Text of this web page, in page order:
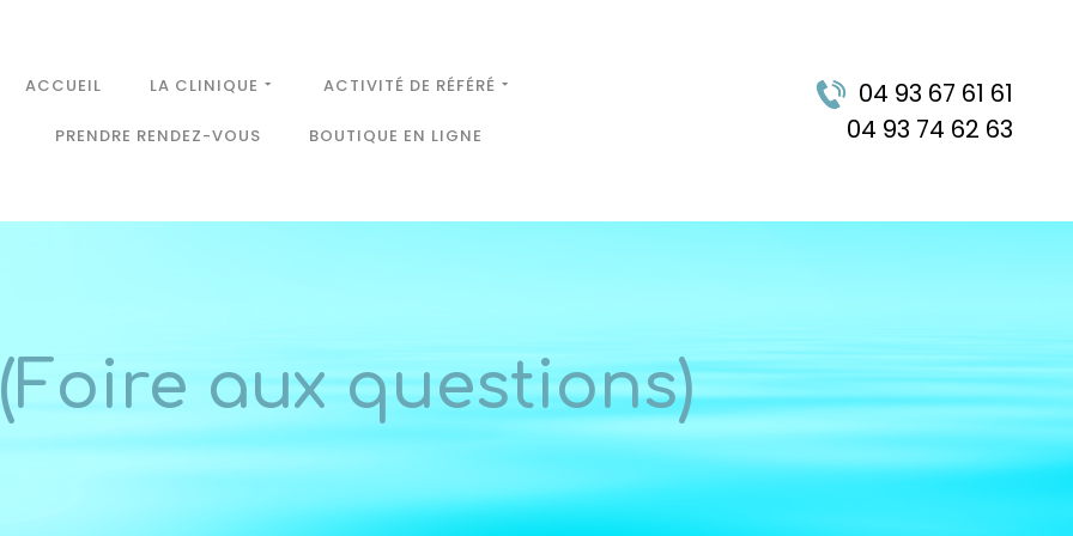
ACCUEIL LA CLINIQUE ACTIVITÉ DE RÉFÉRÉ
PRENDRE RENDEZ-VOUS BOUTIQUE EN LIGNE
04 93 67 61 61
04 93 74 62 63
aux questions)